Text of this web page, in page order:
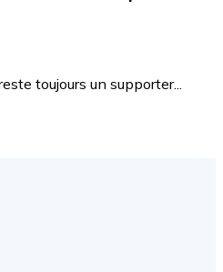
toujours un supporter...